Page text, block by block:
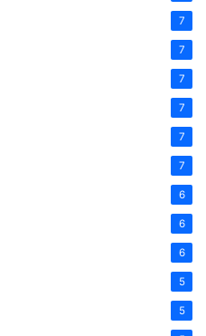
7
7
7
7
7
7
6
6
6
5
5